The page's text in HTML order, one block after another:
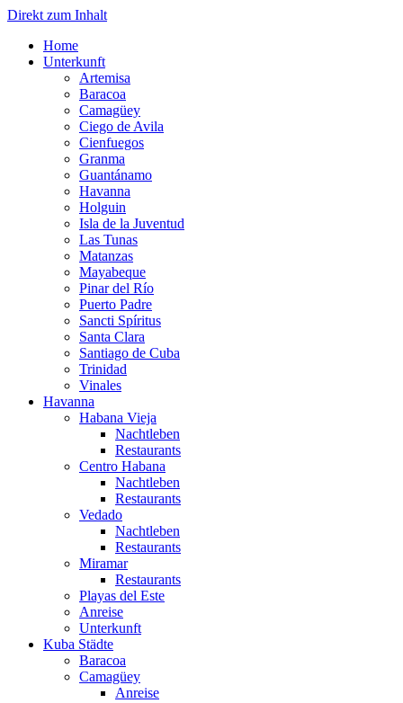
Direkt zum Inhalt
Home
Unterkunft
Artemisa
Baracoa
Camagüey
Ciego de Avila
Cienfuegos
Granma
Guantánamo
Havanna
Holguin
Isla de la Juventud
Las Tunas
Matanzas
Mayabeque
Pinar del Río
Puerto Padre
Sancti Spíritus
Santa Clara
Santiago de Cuba
Trinidad
Vinales
Havanna
Habana Vieja
Nachtleben
Restaurants
Centro Habana
Nachtleben
Restaurants
Vedado
Nachtleben
Restaurants
Miramar
Restaurants
Playas del Este
Anreise
Unterkunft
Kuba Städte
Baracoa
Camagüey
Anreise